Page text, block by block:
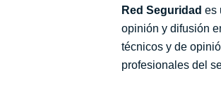
Red Seguridad es
opinión y difusión
técnicos y de
profesionales del